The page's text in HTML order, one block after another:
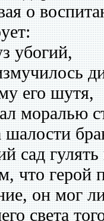
о
убогий,
его шутя,
моралью
шалости
сад гулять
что герой
он мог
света